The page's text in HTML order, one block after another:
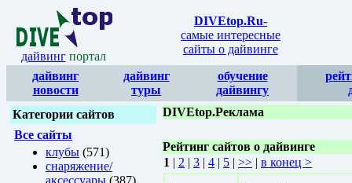
дайвинг портал
DIVEtop.Ru-
самые интересные
сайты о дайвинге
дайвинг
новости
дайвинг
туры
обучение
дайвингу
Категории сайтов
Все сайты
клубы (571)
снаряжение/
аксессуары (387)
DIVEtop.Реклама
Рейтинг сайтов о дайвинге
1 | 2 | 3 | 4 | 5 | >> | в конец >